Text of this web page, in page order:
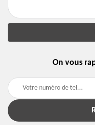
On vous